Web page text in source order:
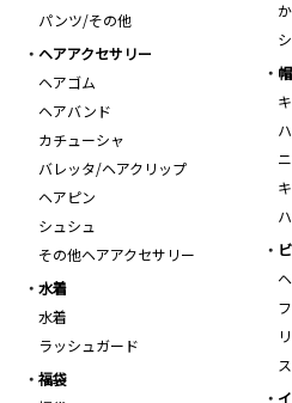
パンツ/その他
ヘアアクセサリー
ヘアゴム
ヘアバンド
カチューシャ
バレッタ/ヘアクリップ
ヘアピン
シュシュ
その他ヘアアクセサリー
水着
水着
ラッシュガード
福袋